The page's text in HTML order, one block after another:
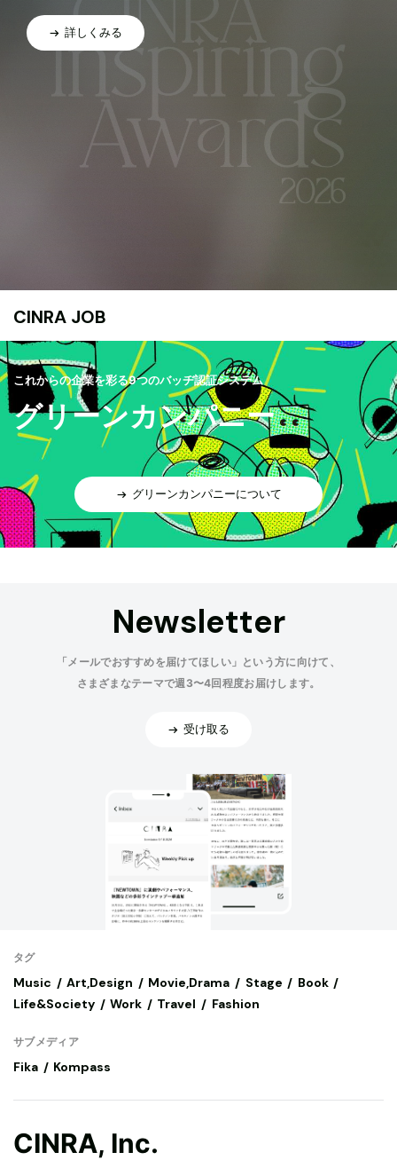
詳しくみる
CINRA JOB
これからの企業を彩る9つのバッヂ認証システム
グリーンカンパニー
グリーンカンパニーについて
Newsletter
「メールでおすすめを届けてほしい」という方に向けて、
さまざまなテーマで週3〜4回程度お届けします。
受け取る
タグ
Music Art,Design Movie,Drama Stage
Book
Life&Society
Work Travel Fashion
サブメディア
Fika Kompass
CINRA, Inc.